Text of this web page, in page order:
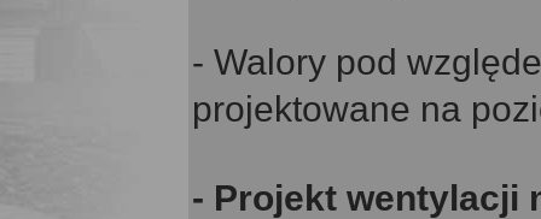
- Walory pod
projektowane na
- Projekt wentylacji